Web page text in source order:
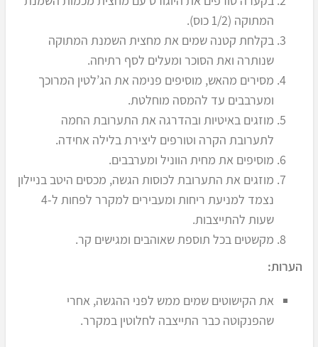
המתוקה (1/2 כוס).
בקלחת קטנה שמים את מחצית השמנת המתוקה
שנותרה ואת הסוכר ומעלים לסף רתיחה.
מסירים מהאש, מוסיפים פנימה את הג’לטין המרוכך
ומערבבים עד להמסה מוחלטת.
מוזגים באיטיות ובהדרגה את התערובת החמה
לתערובת הקרה וטורפים ליצירת בלילה אחידה.
מוסיפים את מחית הווניל ומערבבים.
מוזגים את התערובת לכוסות הגשה, מכסים היטב בניילון
נצמד למניעת ריחות ומעבירים למקרר לפחות ל-4
שעות להתייצבות.
מקשטים בכל תוספת שאוהבים ומגישים קר.
הערות:
את הקישוטים שמים ממש לפני ההגשה, אחרי
שהפנקוטה כבר התייצבה לחלוטין במקרר.